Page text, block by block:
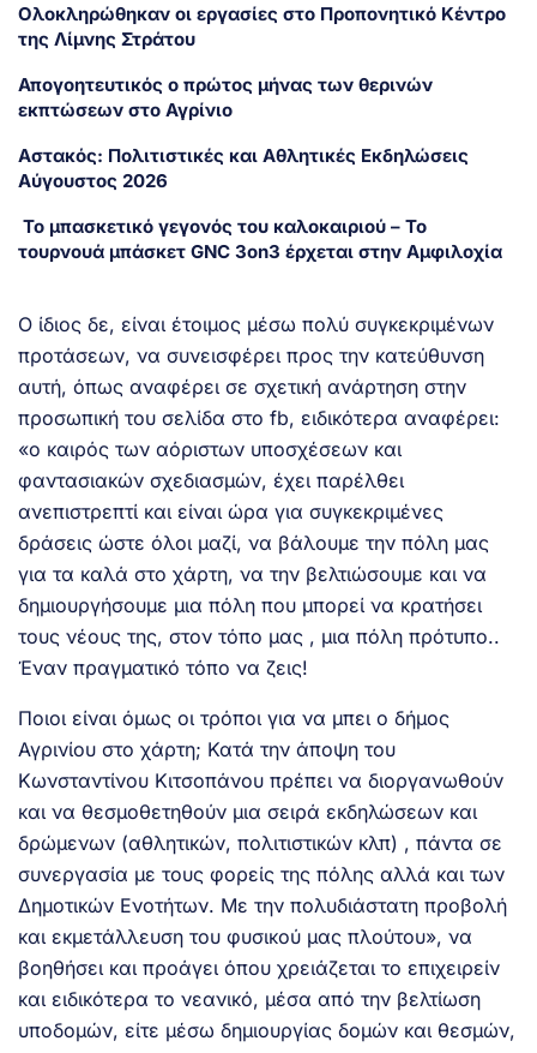
Ολοκληρώθηκαν οι εργασίες στο Προπονητικό Κέντρο
της Λίμνης Στράτου
Απογοητευτικός ο πρώτος μήνας των θερινών
εκπτώσεων στο Αγρίνιο
Αστακός: Πολιτιστικές και Αθλητικές Εκδηλώσεις
Αύγουστος 2026
Το μπασκετικό γεγονός του καλοκαιριού – Το
τουρνουά μπάσκετ GNC 3on3 έρχεται στην Αμφιλοχία
Ο ίδιος δε, είναι έτοιμος μέσω πολύ συγκεκριμένων
προτάσεων, να συνεισφέρει προς την κατεύθυνση
αυτή, όπως αναφέρει σε σχετική ανάρτηση στην
προσωπική του σελίδα στο fb, ειδικότερα αναφέρει:
«o καιρός των αόριστων υποσχέσεων και
φαντασιακών σχεδιασμών, έχει παρέλθει
ανεπιστρεπτί και είναι ώρα για συγκεκριμένες
δράσεις ώστε όλοι μαζί, να βάλουμε την πόλη μας
για τα καλά στο χάρτη, να την βελτιώσουμε και να
δημιουργήσουμε μια πόλη που μπορεί να κρατήσει
τους νέους της, στον τόπο μας , μια πόλη πρότυπο..
Έναν πραγματικό τόπο να ζεις!
Ποιοι είναι όμως οι τρόποι για να μπει ο δήμος
Αγρινίου στο χάρτη; Κατά την άποψη του
Κωνσταντίνου Κιτσοπάνου πρέπει να διοργανωθούν
και να θεσμοθετηθούν μια σειρά εκδηλώσεων και
δρώμενων (αθλητικών, πολιτιστικών κλπ) , πάντα σε
συνεργασία με τους φορείς της πόλης αλλά και των
Δημοτικών Ενοτήτων. Με την πολυδιάστατη προβολή
και εκμετάλλευση του φυσικού μας πλούτου», να
βοηθήσει και προάγει όπου χρειάζεται το επιχειρείν
και ειδικότερα το νεανικό, μέσα από την βελτίωση
υποδομών, είτε μέσω δημιουργίας δομών και θεσμών,